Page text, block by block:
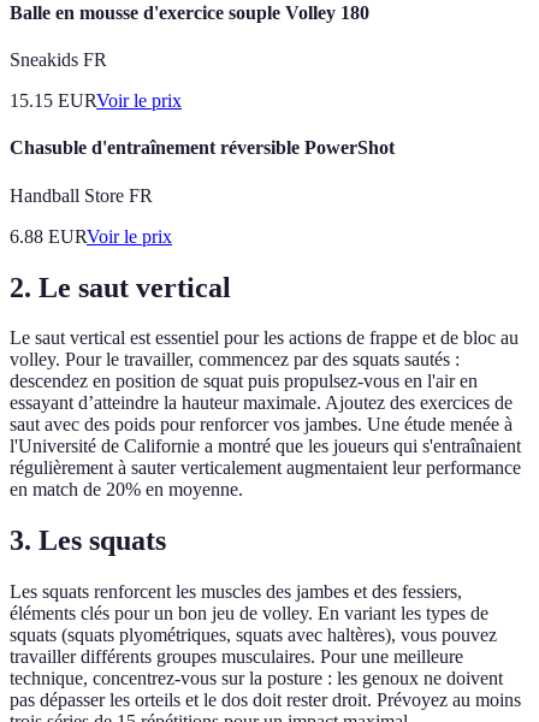
Balle en mousse d'exercice souple Volley 180
Sneakids FR
15.15 EURVoir le prix
Chasuble d'entraînement réversible PowerShot
Handball Store FR
6.88 EURVoir le prix
2. Le saut vertical
Le saut vertical est essentiel pour les actions de frappe et de bloc au
volley. Pour le travailler, commencez par des squats sautés :
descendez en position de squat puis propulsez-vous en l'air en
essayant d’atteindre la hauteur maximale. Ajoutez des exercices de
saut avec des poids pour renforcer vos jambes. Une étude menée à
l'Université de Californie a montré que les joueurs qui s'entraînaient
régulièrement à sauter verticalement augmentaient leur performance
en match de 20% en moyenne.
3. Les squats
Les squats renforcent les muscles des jambes et des fessiers,
éléments clés pour un bon jeu de volley. En variant les types de
squats (squats plyométriques, squats avec haltères), vous pouvez
travailler différents groupes musculaires. Pour une meilleure
technique, concentrez-vous sur la posture : les genoux ne doivent
pas dépasser les orteils et le dos doit rester droit. Prévoyez au moins